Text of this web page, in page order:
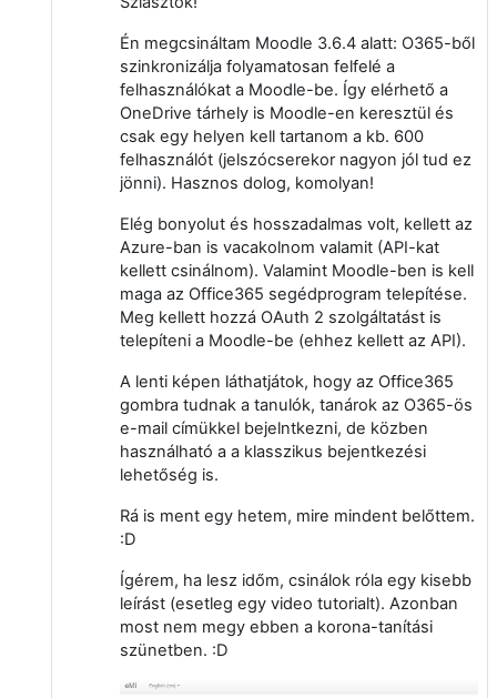
Én megcsináltam Moodle 3.6.4 alatt: O365-ből
szinkronizálja folyamatosan felfelé a
felhasználókat a Moodle-be. Így elérhető a
OneDrive tárhely is Moodle-en keresztül és
csak egy helyen kell tartanom a kb. 600
felhasználót (jelszócserekor nagyon jól tud ez
jönni). Hasznos dolog, komolyan!
Elég bonyolut és hosszadalmas volt, kellett az
Azure-ban is vacakolnom valamit (API-kat
kellett csinálnom). Valamint Moodle-ben is kell
maga az Office365 segédprogram telepítése.
Meg kellett hozzá OAuth 2 szolgáltatást is
telepíteni a Moodle-be (ehhez kellett az API).
A lenti képen láthatjátok, hogy az Office365
gombra tudnak a tanulók, tanárok az O365-ös
e-mail címükkel bejelntkezni, de közben
használható a a klasszikus bejentkezési
lehetőség is.
Rá is ment egy hetem, mire mindent belőttem.
:D
Ígérem, ha lesz időm, csinálok róla egy kisebb
leírást (esetleg egy video tutorialt). Azonban
most nem megy ebben a korona-tanítási
szünetben. :D